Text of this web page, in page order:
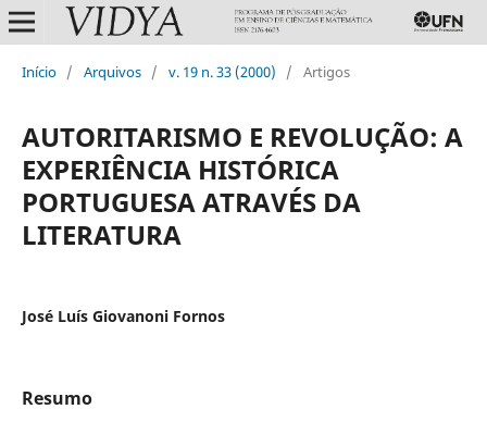
Início / Arquivos / v. 19 n. 33 (2000) / Artigos
AUTORITARISMO E REVOLUÇÃO: A
EXPERIÊNCIA HISTÓRICA
PORTUGUESA ATRAVÉS DA
LITERATURA
José Luís Giovanoni Fornos
Resumo